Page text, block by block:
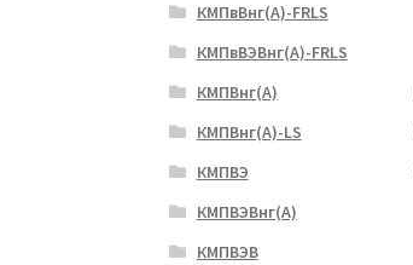
КМПвВнг(А)-FRLS
КМПвВЭВнг(А)-FRLS
КМПВнг(А)
КМПВнг(А)-LS
КМПВЭ
КМПВЭBнг(А)
КМПВЭВ